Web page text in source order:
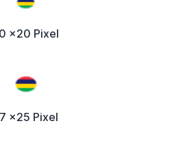
x20 Pixel
x25 Pixel